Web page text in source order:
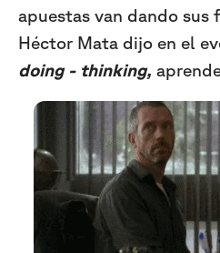
apuestas van dando sus
Héctor Mata dijo en el
doing - thinking,